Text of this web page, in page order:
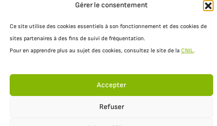
Gérer le consentement
Ce site utilise des cookies essentiels à son fonctionnement et des cookies de
sites partenaires à des fins de suivi de fréquentation.
Pour en apprendre plus au sujet des cookies, consultez le site de la CNIL.
Accepter
Refuser
Mentions légales Politique de confidentialité